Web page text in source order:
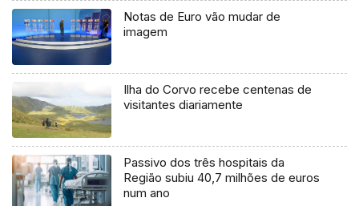
Notas de Euro vão mudar de
imagem
Ilha do Corvo recebe centenas de
visitantes diariamente
Passivo dos três hospitais da
Região subiu 40,7 milhões de euros
num ano